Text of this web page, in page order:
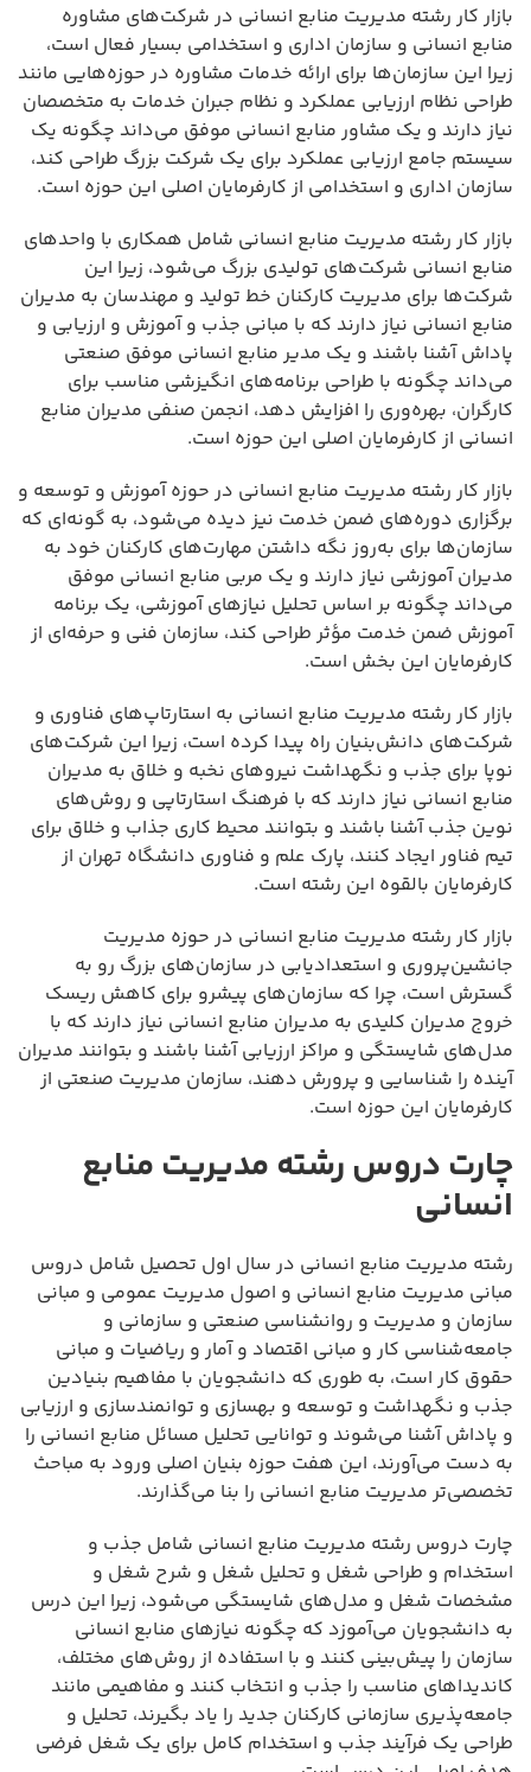
بازار کار رشته مدیریت منابع انسانی در شرکت‌های مشاوره
منابع انسانی و سازمان اداری و استخدامی بسیار فعال است،
زیرا این سازمان‌ها برای ارائه خدمات مشاوره در حوزه‌هایی مانند
طراحی نظام ارزیابی عملکرد و نظام جبران خدمات به متخصصان
نیاز دارند و یک مشاور منابع انسانی موفق می‌داند چگونه یک
سیستم جامع ارزیابی عملکرد برای یک شرکت بزرگ طراحی کند،
سازمان اداری و استخدامی از کارفرمایان اصلی این حوزه است.
بازار کار رشته مدیریت منابع انسانی شامل همکاری با واحدهای
منابع انسانی شرکت‌های تولیدی بزرگ می‌شود، زیرا این
شرکت‌ها برای مدیریت کارکنان خط تولید و مهندسان به مدیران
منابع انسانی نیاز دارند که با مبانی جذب و آموزش و ارزیابی و
پاداش آشنا باشند و یک مدیر منابع انسانی موفق صنعتی
می‌داند چگونه با طراحی برنامه‌های انگیزشی مناسب برای
کارگران، بهره‌وری را افزایش دهد، انجمن صنفی مدیران منابع
انسانی از کارفرمایان اصلی این حوزه است.
بازار کار رشته مدیریت منابع انسانی در حوزه آموزش و توسعه و
برگزاری دوره‌های ضمن خدمت نیز دیده می‌شود، به گونه‌ای که
سازمان‌ها برای به‌روز نگه داشتن مهارت‌های کارکنان خود به
مدیران آموزشی نیاز دارند و یک مربی منابع انسانی موفق
می‌داند چگونه بر اساس تحلیل نیازهای آموزشی، یک برنامه
آموزش ضمن خدمت مؤثر طراحی کند، سازمان فنی و حرفه‌ای از
کارفرمایان این بخش است.
بازار کار رشته مدیریت منابع انسانی به استارتاپ‌های فناوری و
شرکت‌های دانش‌بنیان راه پیدا کرده است، زیرا این شرکت‌های
نوپا برای جذب و نگهداشت نیروهای نخبه و خلاق به مدیران
منابع انسانی نیاز دارند که با فرهنگ استارتاپی و روش‌های
نوین جذب آشنا باشند و بتوانند محیط کاری جذاب و خلاق برای
تیم فناور ایجاد کنند، پارک علم و فناوری دانشگاه تهران از
کارفرمایان بالقوه این رشته است.
بازار کار رشته مدیریت منابع انسانی در حوزه مدیریت
جانشین‌پروری و استعدادیابی در سازمان‌های بزرگ رو به
گسترش است، چرا که سازمان‌های پیشرو برای کاهش ریسک
خروج مدیران کلیدی به مدیران منابع انسانی نیاز دارند که با
مدل‌های شایستگی و مراکز ارزیابی آشنا باشند و بتوانند مدیران
آینده را شناسایی و پرورش دهند، سازمان مدیریت صنعتی از
کارفرمایان این حوزه است.
چارت دروس رشته مدیریت منابع
انسانی
رشته مدیریت منابع انسانی در سال اول تحصیل شامل دروس
مبانی مدیریت منابع انسانی و اصول مدیریت عمومی و مبانی
سازمان و مدیریت و روانشناسی صنعتی و سازمانی و
جامعه‌شناسی کار و مبانی اقتصاد و آمار و ریاضیات و مبانی
حقوق کار است، به طوری که دانشجویان با مفاهیم بنیادین
جذب و نگهداشت و توسعه و بهسازی و توانمندسازی و ارزیابی
و پاداش آشنا می‌شوند و توانایی تحلیل مسائل منابع انسانی را
به دست می‌آورند، این هفت حوزه بنیان اصلی ورود به مباحث
تخصصی‌تر مدیریت منابع انسانی را بنا می‌گذارند.
چارت دروس رشته مدیریت منابع انسانی شامل جذب و
استخدام و طراحی شغل و تحلیل شغل و شرح شغل و
مشخصات شغل و مدل‌های شایستگی می‌شود، زیرا این درس
به دانشجویان می‌آموزد که چگونه نیازهای منابع انسانی
سازمان را پیش‌بینی کنند و با استفاده از روش‌های مختلف،
کاندیداهای مناسب را جذب و انتخاب کنند و مفاهیمی مانند
جامعه‌پذیری سازمانی کارکنان جدید را یاد بگیرند، تحلیل و
طراحی یک فرآیند جذب و استخدام کامل برای یک شغل فرضی